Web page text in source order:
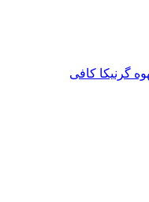
گرنیکا کافی